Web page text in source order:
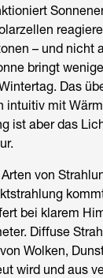
– und nicht
bringt
Das
intuitiv mit
ist aber das
von
bei klarem
Diffuse
Wolken,
wird und aus